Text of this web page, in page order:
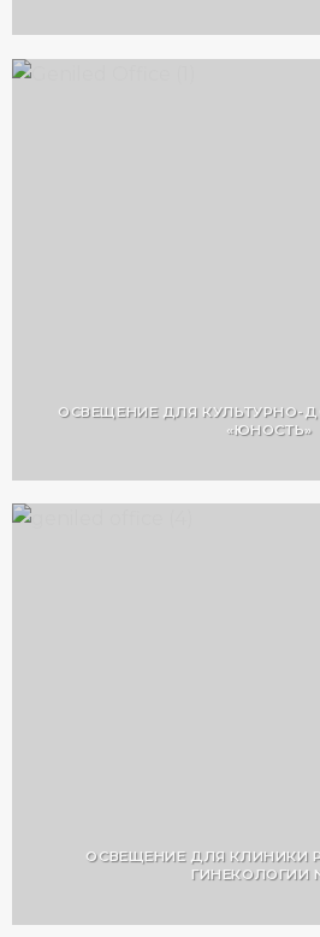
ОСВЕЩЕНИЕ ДЛЯ КУЛЬТУРНО-
«ЮНОСТЬ»
ОСВЕЩЕНИЕ ДЛЯ КЛИНИКИ
ГИНЕКОЛОГИИ